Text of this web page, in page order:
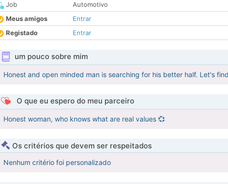
Job
Automotivo
Meus amigos
Entrar
Registado
Entrar
um pouco sobre mim
Honest and open minded man is searching for his better half. Let's
O que eu espero do meu parceiro
Honest woman, who knows what are real values 💞
Os critérios que devem ser respeitados
Nenhum critério foi personalizado